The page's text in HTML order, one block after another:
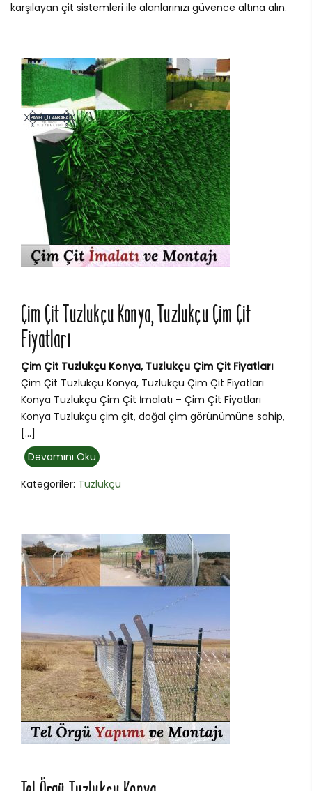
karşılayan çit sistemleri ile alanlarınızı güvence altına alın.
Çim Çit Tuzlukçu Konya, Tuzlukçu Çim Çit
Fiyatları
Çim Çit Tuzlukçu Konya, Tuzlukçu Çim Çit Fiyatları
Çim Çit Tuzlukçu Konya, Tuzlukçu Çim Çit Fiyatları
Konya Tuzlukçu Çim Çit İmalatı – Çim Çit Fiyatları
Konya Tuzlukçu çim çit, doğal çim görünümüne sahip,
[…]
Devamını Oku
Kategoriler: Tuzlukçu